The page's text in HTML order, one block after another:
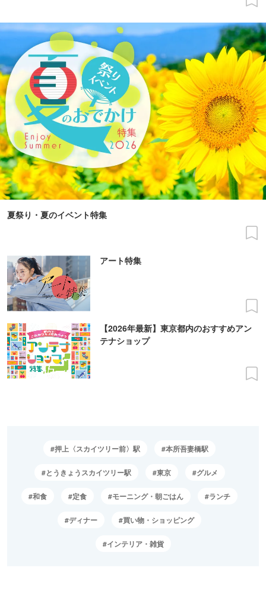
夏祭り・夏のイベント特集
アート特集
【2026年最新】東京都内のおすすめアン
テナショップ
押上〈スカイツリー前〉駅 本所吾妻橋駅
とうきょうスカイツリー駅 東京 グルメ
和食 定食 モーニング・朝ごはん ランチ
ディナー 買い物・ショッピング
インテリア・雑貨